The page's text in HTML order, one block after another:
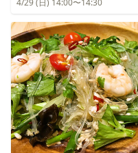
4/29 (日) 14:00〜14:30